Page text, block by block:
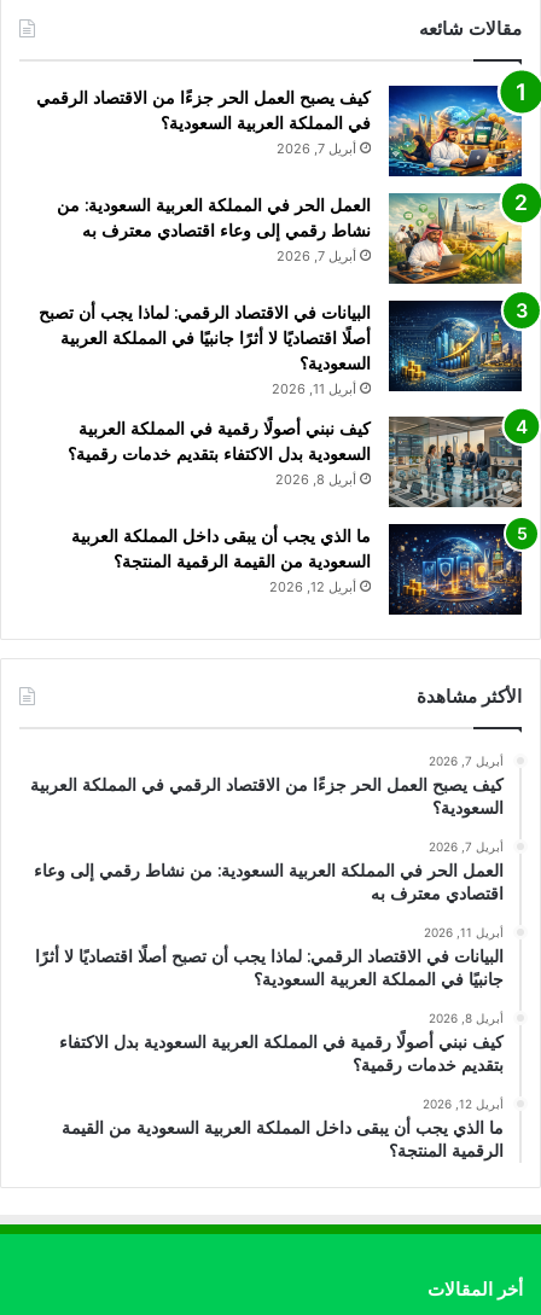
مقالات شائعه
كيف يصبح العمل الحر جزءًا من الاقتصاد الرقمي
في المملكة العربية السعودية؟
أبريل 7, 2026
العمل الحر في المملكة العربية السعودية: من
نشاط رقمي إلى وعاء اقتصادي معترف به
أبريل 7, 2026
البيانات في الاقتصاد الرقمي: لماذا يجب أن تصبح
أصلًا اقتصاديًا لا أثرًا جانبيًا في المملكة العربية
السعودية؟
أبريل 11, 2026
كيف نبني أصولًا رقمية في المملكة العربية
السعودية بدل الاكتفاء بتقديم خدمات رقمية؟
أبريل 8, 2026
ما الذي يجب أن يبقى داخل المملكة العربية
السعودية من القيمة الرقمية المنتجة؟
أبريل 12, 2026
الأكثر مشاهدة
أبريل 7, 2026
كيف يصبح العمل الحر جزءًا من الاقتصاد الرقمي في المملكة العربية
السعودية؟
أبريل 7, 2026
العمل الحر في المملكة العربية السعودية: من نشاط رقمي إلى وعاء
اقتصادي معترف به
أبريل 11, 2026
البيانات في الاقتصاد الرقمي: لماذا يجب أن تصبح أصلًا اقتصاديًا لا أثرًا
جانبيًا في المملكة العربية السعودية؟
أبريل 8, 2026
كيف نبني أصولًا رقمية في المملكة العربية السعودية بدل الاكتفاء
بتقديم خدمات رقمية؟
أبريل 12, 2026
ما الذي يجب أن يبقى داخل المملكة العربية السعودية من القيمة
الرقمية المنتجة؟
أخر المقالات